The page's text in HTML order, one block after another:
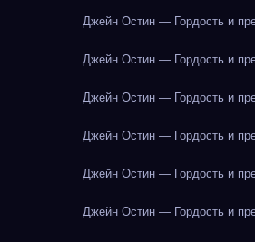
Джейн Остин — Гордость и
Джейн Остин — Гордость и
Джейн Остин — Гордость и
Джейн Остин — Гордость и
Джейн Остин — Гордость и
Джейн Остин — Гордость и